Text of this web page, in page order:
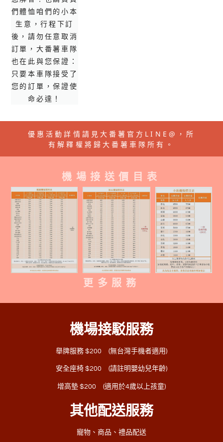
們體恤咱們的小本
生意，行程下訂
後，請勿任意取消
訂單，大番薯車隊
也在此與您保證：
只要本車隊接受了
您的訂單，保證使
命必達！
優惠活動詳情請見大番薯官方LINE@，所
有解釋權將歸大番薯車隊所有。
機場接送價目表
更多服務
機場接駁服務
舉牌服務 $200 (無台灣手機者適用)
安全座椅 $200 (請註明嬰幼兒年齡)
增高墊 $200 (適用於4歲以上孩童)
其他配送服務
寵物、商品、禮品配送